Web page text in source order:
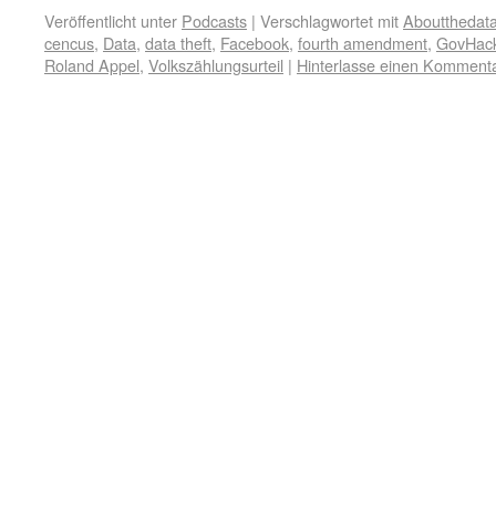
Veröffentlicht unter Podcasts | Verschlagwortet mit
cencus, Data, data theft, Facebook, fourth amendment,
Roland Appel, Volkszählungsurteil | Hinterlasse einen